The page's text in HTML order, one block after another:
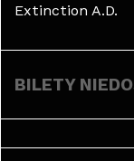
Extinction A.D.
BILETY